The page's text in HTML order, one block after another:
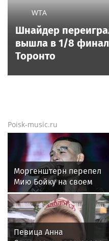
три развода: как
счастье в
Новости